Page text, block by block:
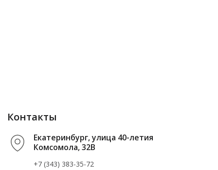
Контакты
Екатеринбург, улица 40-летия
Комсомола, 32В
+7 (343) 383-35-72